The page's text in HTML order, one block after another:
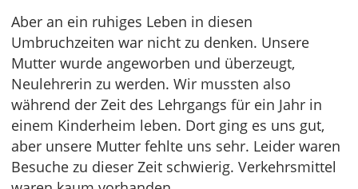
Aber an ein ruhiges Leben in diesen
Umbruchzeiten war nicht zu denken. Unsere
Mutter wurde angeworben und überzeugt,
Neulehrerin zu werden. Wir mussten also
während der Zeit des Lehrgangs für ein Jahr in
einem Kinderheim leben. Dort ging es uns gut,
aber unsere Mutter fehlte uns sehr. Leider waren
Besuche zu dieser Zeit schwierig. Verkehrsmittel